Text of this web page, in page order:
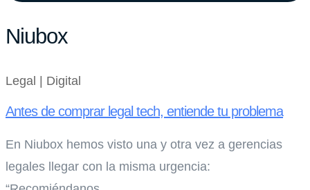
Niubox
Legal | Digital
Antes de comprar legal tech, entiende tu problema
En Niubox hemos visto una y otra vez a gerencias
legales llegar con la misma urgencia: